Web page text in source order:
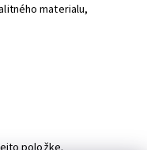
materialu,